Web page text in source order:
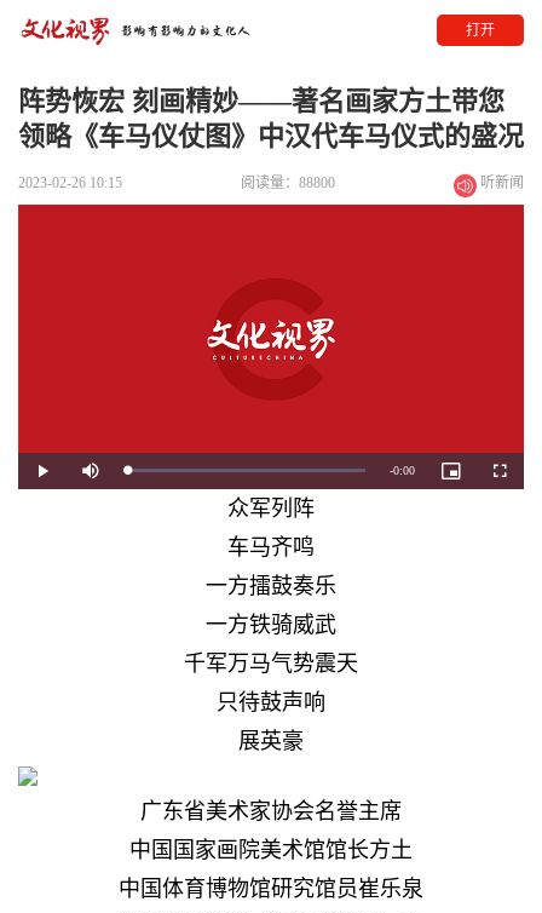
打开
阵势恢宏 刻画精妙——著名画家方土带您
领略《车马仪仗图》中汉代车马仪式的盛况
2023-02-26 10:15 阅读量：88800 听新闻
Play Mute Loaded:
Remaining
-0:00
Picture-
in-
众军列阵
车马齐鸣
一方擂鼓奏乐
一方铁骑威武
千军万马气势震天
只待鼓声响
展英豪
广东省美术家协会名誉主席
中国国家画院美术馆馆长方土
中国体育博物馆研究馆员崔乐泉